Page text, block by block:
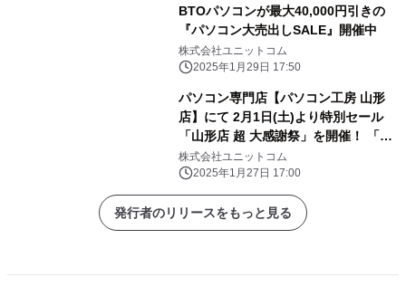
BTOパソコンが最大40,000円引きの
『パソコン大売出しSALE』開催中
株式会社ユニットコム
2025年1月29日 17:50
パソコン専門店【パソコン工房 山形
店】にて 2月1日(土)より特別セール
「山形店 超 大感謝祭」を開催！ 「オ
ススメ即納パソコン」を豊富に取り揃
え！ 更に「PCパーツ・周辺機器等の
セール商品」を記念プライスにてご奉
仕！
株式会社ユニットコム
2025年1月27日 17:00
発行者のリリースをもっと見る